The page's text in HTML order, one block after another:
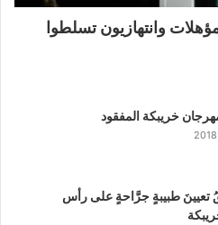
وانتهازيون تسلطوا
خريبكة المفقود
طبيبةٍ جرَّاحةٍ على رأس